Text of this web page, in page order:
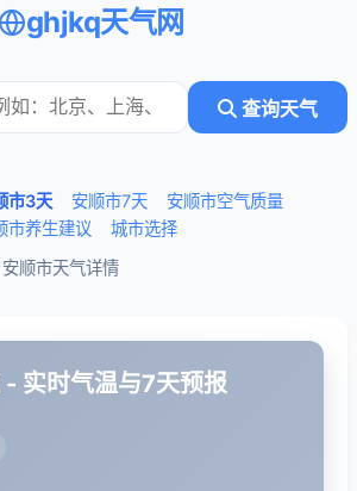
ghjkq天气网
查询天气
市3天 安顺市7天
安顺市空气质量
市养生建议
城市选择
安顺市天气详情
- 实时气温与7天预报